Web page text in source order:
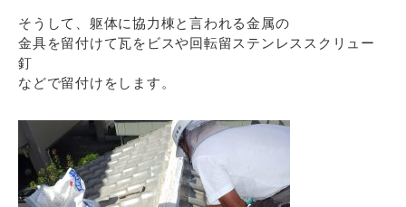
そうして、躯体に協力棟と言われる金属の
金具を留付けて瓦をビスや回転留ステンレススクリュー
釘
などで留付けをします。